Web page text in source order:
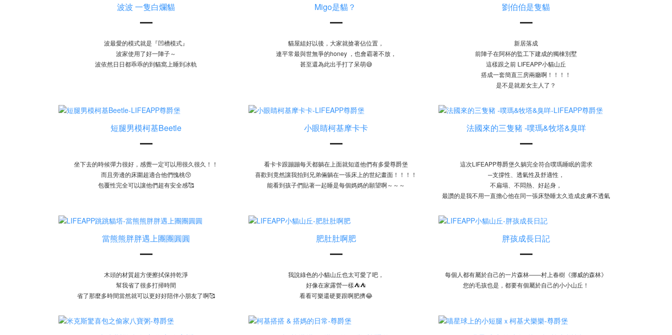
波波 一隻白爛貓
波最愛的模式就是『凹槽模式』
波家使用了好一陣子～
波依然日日都乖乖的到貓窩上睡到冰軌
Migo是貓？
貓屋組好以後，大家就搶著佔位置，
連平常最與世無爭的honey ，也會霸著不放，
甚至還為此出手打了呆萌😅
劉伯伯是隻貓
新居落成
前陣子在阿杯的監工下建成的獨棟別墅
這樣跟之前 LIFEAPP小貓山丘
搭成一套簡直三房兩廳啊！！！！
是不是就差女主人了？
短腿男模柯基Beetle
坐下去的時候彈力很好，感覺一定可以用很久很久！！
而且旁邊的床圍超適合他們愧桃😚
包覆性完全可以讓他們超有安全感🥰
小眼睛柯基摩卡卡
看卡卡跟蹦蹦每天都躺在上面就知道他們有多愛尊爵堡
喜歡到竟然讓我拍到兄弟倆躺在一張床上的世紀畫面！！！！
能看到孩子們貼著一起睡是每個媽媽的願望啊～～～
法國來的三隻豬 -噗瑪&牧塔&臭咩
這次LIFEAPP尊爵堡久躺完全符合噗瑪睡眠的需求
─支撐性、透氣性及舒適性，
不扁塌、不悶熱、好起身，
最讚的是我不用一直擔心他在同一張床墊睡太久造成皮膚不透氣
當熊熊胖胖遇上團團圓圓
木頭的材質超方便擦拭保持乾淨
幫我省了很多打掃時間
省了那麼多時間當然就可以更好好陪伴小朋友了啊🥰
肥肚肚啊肥
我說綠色的小貓山丘也太可愛了吧，
好像在家露營一樣⛺⛺
看看可樂還硬要跟啊肥擠😂
胖孩成長日記
每個人都有屬於自己的一片森林——村上春樹《挪威的森林》
您的毛孩也是，都要有個屬於自己的小小山丘！